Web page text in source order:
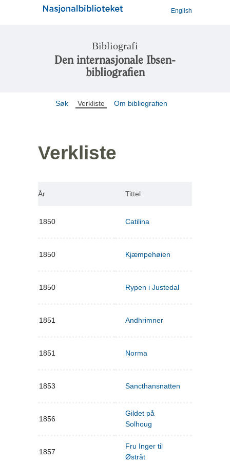
English
Bibliografi
Den internasjonale Ibsen-
bibliografien
Søk Verkliste Om bibliografien
Verkliste
År Tittel
1850 Catilina
1850 Kjæmpehøien
1850 Rypen i Justedal
1851 Andhrimner
1851 Norma
1853 Sancthansnatten
1856
Gildet på
Solhoug
1857
Fru Inger til
Østråt